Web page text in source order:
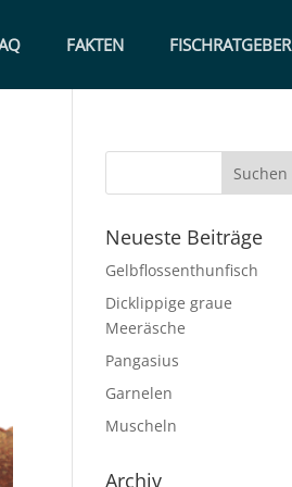
FAKTEN FISCHRATGEBER
Neueste Beiträge
Gelbflossenthunfisch
Dicklippige graue
Meeräsche
Pangasius
Garnelen
Muscheln
Archiv